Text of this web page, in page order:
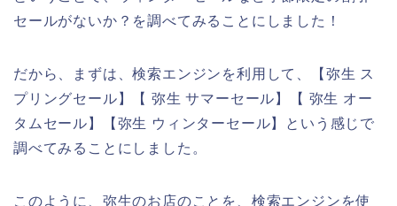
セールがないか？を調べてみることにしました！
だから、まずは、検索エンジンを利用して、【弥生 ス
プリングセール】【 弥生 サマーセール】【 弥生 オー
タムセール】【弥生 ウィンターセール】という感じで
調べてみることにしました。
このように、弥生のお店のことを、検索エンジンを使